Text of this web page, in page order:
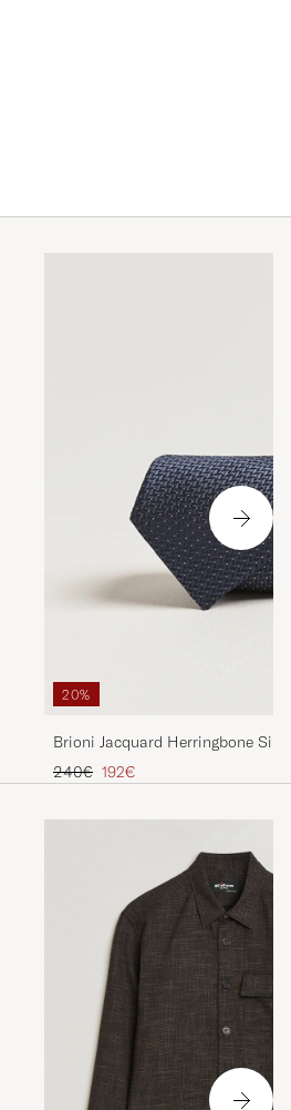
20%
Brioni Jacquard Herringbone Silk
Regulärer Preis
240€ Reduzierter Preis
192€